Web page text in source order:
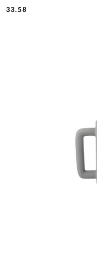
Cena:
33.58